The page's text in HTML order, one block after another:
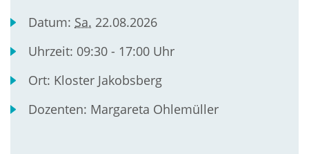
Datum: Sa. 22.08.2026
Uhrzeit: 09:30 - 17:00 Uhr
Ort: Kloster Jakobsberg
Dozenten: Margareta Ohlemüller